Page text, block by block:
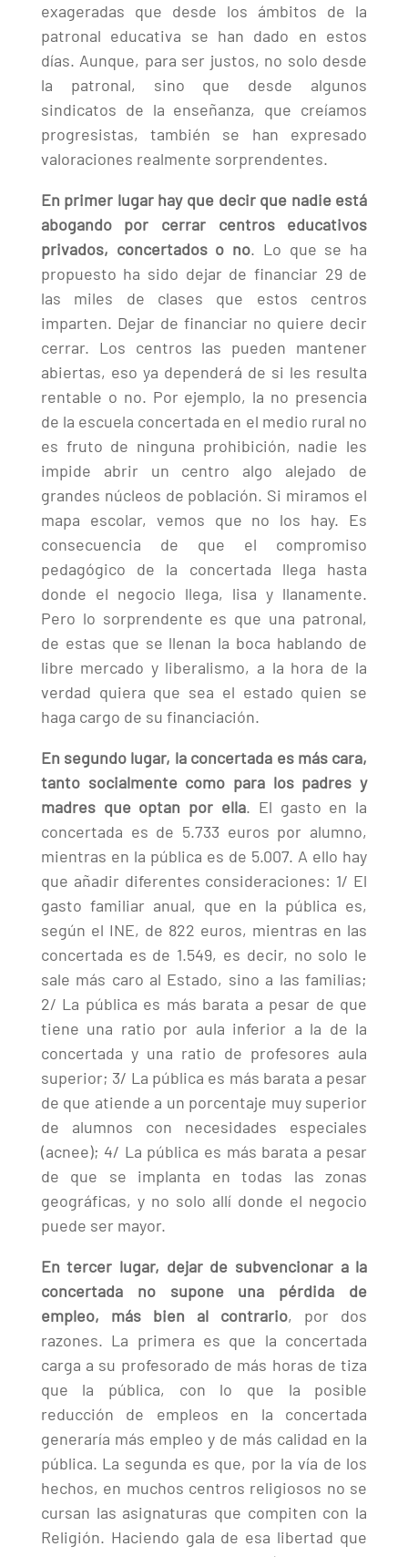
exageradas que desde los ámbitos de la
patronal educativa se han dado en estos
días. Aunque, para ser justos, no solo desde
la patronal, sino que desde algunos
sindicatos de la enseñanza, que creíamos
progresistas, también se han expresado
valoraciones realmente sorprendentes.
En primer lugar hay que decir que nadie está
abogando por cerrar centros educativos
privados, concertados o no. Lo que se ha
propuesto ha sido dejar de financiar 29 de
las miles de clases que estos centros
imparten. Dejar de financiar no quiere decir
cerrar. Los centros las pueden mantener
abiertas, eso ya dependerá de si les resulta
rentable o no. Por ejemplo, la no presencia
de la escuela concertada en el medio rural no
es fruto de ninguna prohibición, nadie les
impide abrir un centro algo alejado de
grandes núcleos de población. Si miramos el
mapa escolar, vemos que no los hay. Es
consecuencia de que el compromiso
pedagógico de la concertada llega hasta
donde el negocio llega, lisa y llanamente.
Pero lo sorprendente es que una patronal,
de estas que se llenan la boca hablando de
libre mercado y liberalismo, a la hora de la
verdad quiera que sea el estado quien se
haga cargo de su financiación.
En segundo lugar, la concertada es más cara,
tanto socialmente como para los padres y
madres que optan por ella. El gasto en la
concertada es de 5.733 euros por alumno,
mientras en la pública es de 5.007. A ello hay
que añadir diferentes consideraciones: 1/ El
gasto familiar anual, que en la pública es,
según el INE, de 822 euros, mientras en las
concertada es de 1.549, es decir, no solo le
sale más caro al Estado, sino a las familias;
2/ La pública es más barata a pesar de que
tiene una ratio por aula inferior a la de la
concertada y una ratio de profesores aula
superior; 3/ La pública es más barata a pesar
de que atiende a un porcentaje muy superior
de alumnos con necesidades especiales
(acnee); 4/ La pública es más barata a pesar
de que se implanta en todas las zonas
geográficas, y no solo allí donde el negocio
puede ser mayor.
En tercer lugar, dejar de subvencionar a la
concertada no supone una pérdida de
empleo, más bien al contrario, por dos
razones. La primera es que la concertada
carga a su profesorado de más horas de tiza
que la pública, con lo que la posible
reducción de empleos en la concertada
generaría más empleo y de más calidad en la
pública. La segunda es que, por la vía de los
hechos, en muchos centros religiosos no se
cursan las asignaturas que compiten con la
Religión. Haciendo gala de esa libertad que